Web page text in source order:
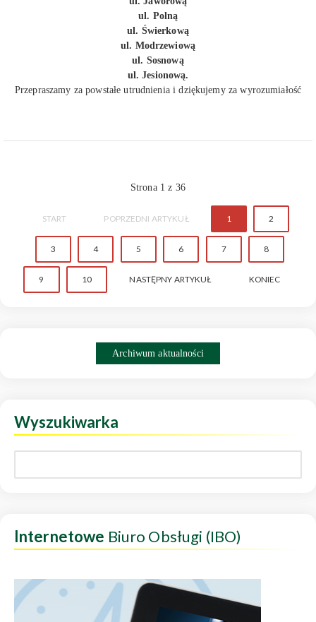
ul. Polną
ul. Świerkową
ul. Modrzewiową
ul. Sosnową
ul. Jesionową.
Przepraszamy za powstałe utrudnienia i dziękujemy za wyrozumiałość
Strona 1 z 36
START POPRZEDNI ARTYKUŁ 1 2
3 4 5 6 7 8
9 10 NASTĘPNY ARTYKUŁ KONIEC
Archiwum aktualności
Wyszukiwarka
Internetowe Biuro Obsługi (IBO)